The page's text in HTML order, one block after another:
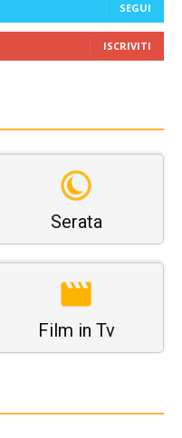
SEGUI
ISCRIVITI
Serata
Film in Tv